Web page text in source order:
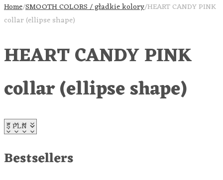
Home/SMOOTH COLORS / gładkie kolory/HEART CANDY PINK
collar (ellipse shape)
HEART CANDY PINK
collar (ellipse shape)
Bestsellers